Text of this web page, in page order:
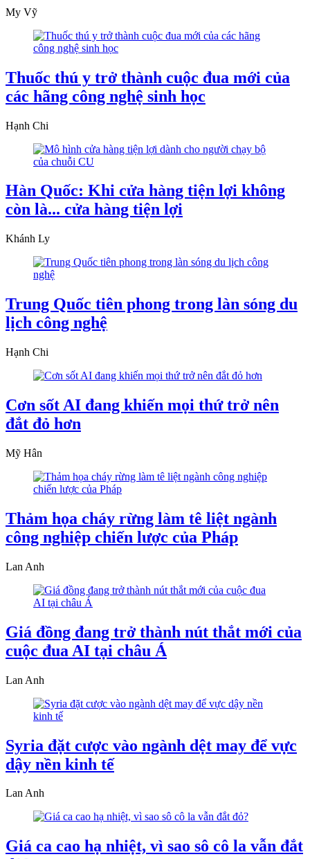
My Vỹ
Thuốc thú y trở thành cuộc đua mới của
các hãng công nghệ sinh học
Hạnh Chi
Hàn Quốc: Khi cửa hàng tiện lợi không
còn là... cửa hàng tiện lợi
Khánh Ly
Trung Quốc tiên phong trong làn sóng du
lịch công nghệ
Hạnh Chi
Cơn sốt AI đang khiến mọi thứ trở nên
đắt đỏ hơn
Mỹ Hân
Thảm họa cháy rừng làm tê liệt ngành
công nghiệp chiến lược của Pháp
Lan Anh
Giá đồng đang trở thành nút thắt mới của
cuộc đua AI tại châu Á
Lan Anh
Syria đặt cược vào ngành dệt may để vực
dậy nền kinh tế
Lan Anh
Giá ca cao hạ nhiệt, vì sao sô cô la vẫn đắt